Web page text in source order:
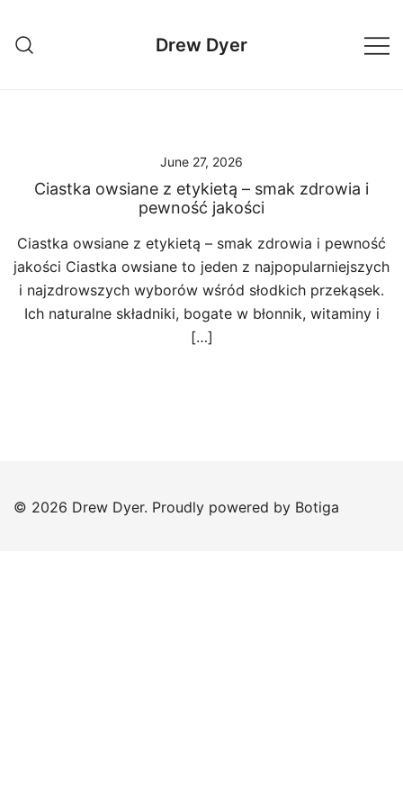
content
Drew Dyer
June 27, 2026
Ciastka owsiane z etykietą – smak zdrowia i
pewność jakości
Ciastka owsiane z etykietą – smak zdrowia i pewność
jakości Ciastka owsiane to jeden z najpopularniejszych
i najzdrowszych wyborów wśród słodkich przekąsek.
Ich naturalne składniki, bogate w błonnik, witaminy i
[…]
© 2026 Drew Dyer. Proudly powered by Botiga